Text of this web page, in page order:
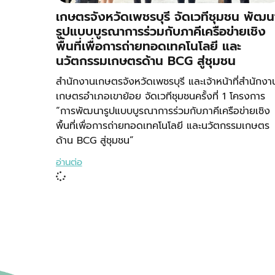
เกษตรจังหวัดเพชรบุรี จัดเวทีชุมชน พัฒน
รูปแบบบูรณาการร่วมกับภาคีเครือข่ายเชิง
พื้นที่เพื่อการถ่ายทอดเทคโนโลยี และ
นวัตกรรมเกษตรด้าน BCG สู่ชุมชน
สำนักงานเกษตรจังหวัดเพชรบุรี และเจ้าหน้าที่สำนักงา
เกษตรอำเภอเขาย้อย จัดเวทีชุมชนครั้งที่ 1 โครงการ
“การพัฒนารูปแบบบูรณาการร่วมกับภาคีเครือข่ายเชิง
พื้นที่เพื่อการถ่ายทอดเทคโนโลยี และนวัตกรรมเกษตร
ด้าน BCG สู่ชุมชน”
อ่านต่อ